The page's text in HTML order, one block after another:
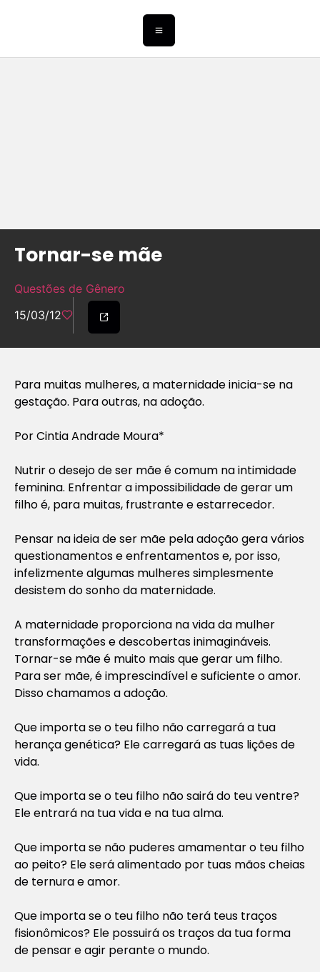
Tornar-se mãe
Questões de Gênero
15/03/12
Para muitas mulheres, a maternidade inicia-se na
gestação. Para outras, na adoção.
Por Cintia Andrade Moura*
Nutrir o desejo de ser mãe é comum na intimidade
feminina. Enfrentar a impossibilidade de gerar um
filho é, para muitas, frustrante e estarrecedor.
Pensar na ideia de ser mãe pela adoção gera vários
questionamentos e enfrentamentos e, por isso,
infelizmente algumas mulheres simplesmente
desistem do sonho da maternidade.
A maternidade proporciona na vida da mulher
transformações e descobertas inimagináveis.
Tornar-se mãe é muito mais que gerar um filho.
Para ser mãe, é imprescindível e suficiente o amor.
Disso chamamos a adoção.
Que importa se o teu filho não carregará a tua
herança genética? Ele carregará as tuas lições de
vida.
Que importa se o teu filho não sairá do teu ventre?
Ele entrará na tua vida e na tua alma.
Que importa se não puderes amamentar o teu filho
ao peito? Ele será alimentado por tuas mãos cheias
de ternura e amor.
Que importa se o teu filho não terá teus traços
fisionômicos? Ele possuirá os traços da tua forma
de pensar e agir perante o mundo.